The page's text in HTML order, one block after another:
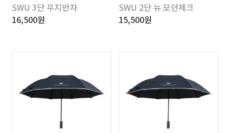
SWU 3단 무지반자
16,500원
SWU 2단 뉴 모던체크
15,500원